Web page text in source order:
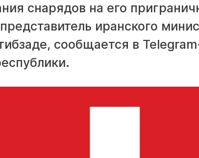
снарядов на его
иранского
сообщается в